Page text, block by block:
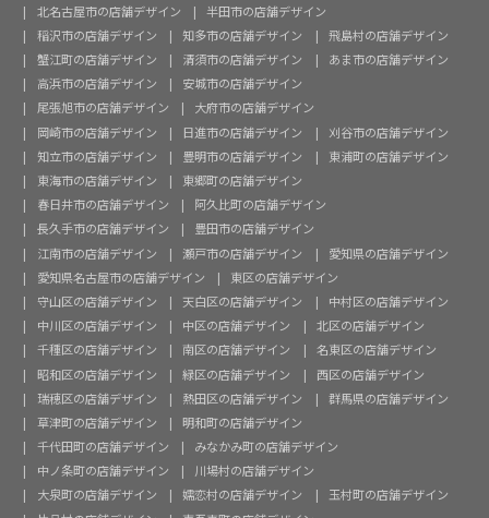
北名古屋市の店舗デザイン
半田市の店舗デザイン
稲沢市の店舗デザイン
知多市の店舗デザイン
飛島村の店舗デザイン
蟹江町の店舗デザイン
清須市の店舗デザイン
あま市の店舗デザイン
高浜市の店舗デザイン
安城市の店舗デザイン
尾張旭市の店舗デザイン
大府市の店舗デザイン
岡崎市の店舗デザイン
日進市の店舗デザイン
刈谷市の店舗デザイン
知立市の店舗デザイン
豊明市の店舗デザイン
東浦町の店舗デザイン
東海市の店舗デザイン
東郷町の店舗デザイン
春日井市の店舗デザイン
阿久比町の店舗デザイン
長久手市の店舗デザイン
豊田市の店舗デザイン
江南市の店舗デザイン
瀬戸市の店舗デザイン
愛知県の店舗デザイン
愛知県名古屋市の店舗デザイン
東区の店舗デザイン
守山区の店舗デザイン
天白区の店舗デザイン
中村区の店舗デザイン
中川区の店舗デザイン
中区の店舗デザイン
北区の店舗デザイン
千種区の店舗デザイン
南区の店舗デザイン
名東区の店舗デザイン
昭和区の店舗デザイン
緑区の店舗デザイン
西区の店舗デザイン
瑞穂区の店舗デザイン
熱田区の店舗デザイン
群馬県の店舗デザイン
草津町の店舗デザイン
明和町の店舗デザイン
千代田町の店舗デザイン
みなかみ町の店舗デザイン
中ノ条町の店舗デザイン
川場村の店舗デザイン
大泉町の店舗デザイン
嬬恋村の店舗デザイン
玉村町の店舗デザイン